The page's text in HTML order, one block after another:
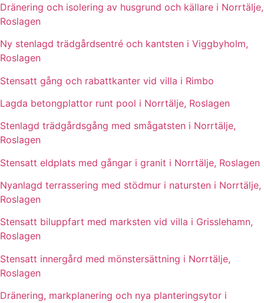
Dränering och isolering av husgrund och källare i Norrtälje,
Roslagen
Ny stenlagd trädgårdsentré och kantsten i Viggbyholm,
Roslagen
Stensatt gång och rabattkanter vid villa i Rimbo
Lagda betongplattor runt pool i Norrtälje, Roslagen
Stenlagd trädgårdsgång med smågatsten i Norrtälje,
Roslagen
Stensatt eldplats med gångar i granit i Norrtälje, Roslagen
Nyanlagd terrassering med stödmur i natursten i Norrtälje,
Roslagen
Stensatt biluppfart med marksten vid villa i Grisslehamn,
Roslagen
Stensatt innergård med mönstersättning i Norrtälje,
Roslagen
Dränering, markplanering och nya planteringsytor i